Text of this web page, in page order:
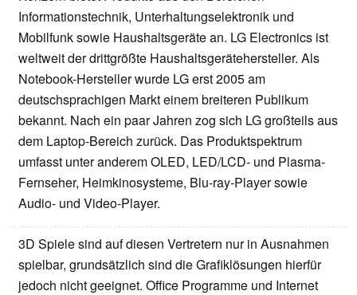
Informationstechnik, Unterhaltungselektronik und
Mobilfunk sowie Haushaltsgeräte an. LG Electronics ist
weltweit der drittgrößte Haushaltsgerätehersteller. Als
Notebook-Hersteller wurde LG erst 2005 am
deutschsprachigen Markt einem breiteren Publikum
bekannt. Nach ein paar Jahren zog sich LG großteils aus
dem Laptop-Bereich zurück. Das Produktspektrum
umfasst unter anderem OLED, LED/LCD- und Plasma-
Fernseher, Heimkinosysteme, Blu-ray-Player sowie
Audio- und Video-Player.
3D Spiele sind auf diesen Vertretern nur in Ausnahmen
spielbar, grundsätzlich sind die Grafiklösungen hierfür
jedoch nicht geeignet. Office Programme und Internet